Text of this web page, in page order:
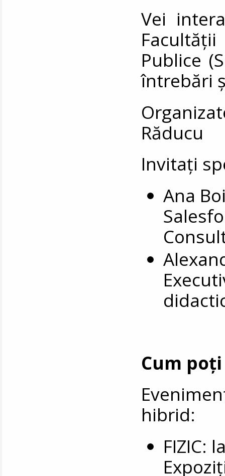
Vei
Publice
întrebări
Răducu
Invitați
Ana
Cum
hibrid:
FIZIC: